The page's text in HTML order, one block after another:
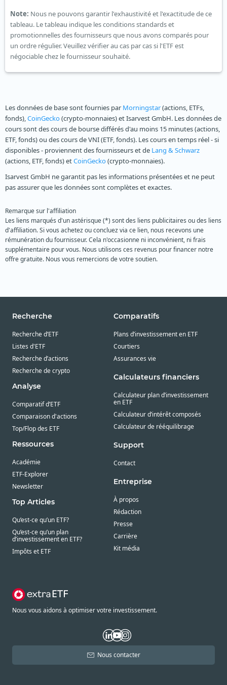
Note: Nous ne pouvons garantir l'exhaustivité et l'exactitude de ce
tableau. Le tableau indique les conditions standards et
promotionnelles des fournisseurs que nous avons comparés pour
un ordre régulier. Veuillez vérifier au cas par cas si l'ETF est
négociable chez le fournisseur souhaité.
Les données de base sont fournies par Morningstar(actions, ETFs,
fonds),CoinGecko(crypto-monnaies) et Isarvest GmbH. Les données de
cours sont des cours de bourse différés d'au moins 15 minutes (actions,
ETF, fonds) ou des cours de VNI (ETF, fonds). Les cours en temps réel - si
disponibles - proviennent des fournisseurs et de Lang & Schwarz
(actions, ETF, fonds) etCoinGecko(crypto-monnaies).
Isarvest GmbH ne garantit pas les informations présentées et ne peut
pas assurer que les données sont complètes et exactes.
Remarque sur l'affiliation
Les liens marqués d'un astérisque (*) sont des liens publicitaires ou des liens
d'affiliation. Si vous achetez ou concluez via ce lien, nous recevons une
rémunération du fournisseur. Cela n'occasionne ni inconvénient, ni frais
supplémentaire pour vous. Nous utilisons ces revenus pour financer notre
offre gratuite. Nous vous remercions de votre soutien.
Recherche
Recherche d’ETF
Listes d'ETF
Recherche d’actions
Recherche de crypto
Analyse
Comparatif d’ETF
Comparaison d'actions
Top/Flop des ETF
Ressources
Académie
ETF-Explorer
Newsletter
Top Articles
Qu’est-ce qu’un ETF?
Qu’est-ce qu’un plan
d’investissement en ETF?
Impôts et ETF
Comparatifs
Plans d’investissement en ETF
Courtiers
Assurances vie
Calculateurs financiers
Calculateur plan d’investissement
en ETF
Calculateur d’intérêt composés
Calculateur de rééquilibrage
Support
Contact
Entreprise
À propos
Rédaction
Presse
Carrière
Kit média
Nous vous aidons à optimiser votre investissement.
Nous contacter